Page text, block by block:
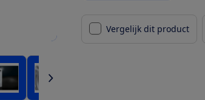
Vergelijk dit product